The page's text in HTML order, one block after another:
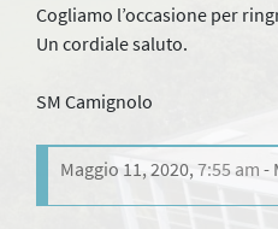
Cogliamo l’occasione per
Un cordiale saluto.
SM Camignolo
Maggio 11, 2020, 7:55 am